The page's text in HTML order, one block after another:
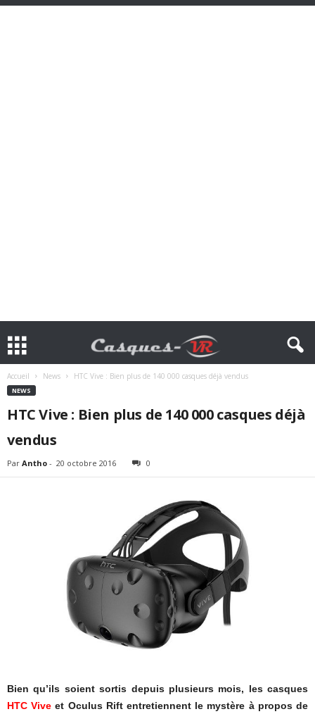
Accueil News HTC Vive : Bien plus de 140 000 casques déjà vendus
NEWS
HTC Vive : Bien plus de 140 000 casques déjà
vendus
Par Antho - 20 octobre 2016 0
Bien qu’ils soient sortis depuis plusieurs mois, les casques
HTC Vive et Oculus Rift entretiennent le mystère à propos de